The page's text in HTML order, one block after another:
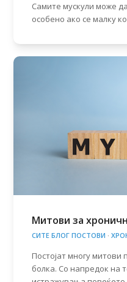
Самите мускули може
особено ако се малку
Митови за
СИТЕ БЛОГ ПОСТОВИ ·
Постојат многу
болка. Со напредок на